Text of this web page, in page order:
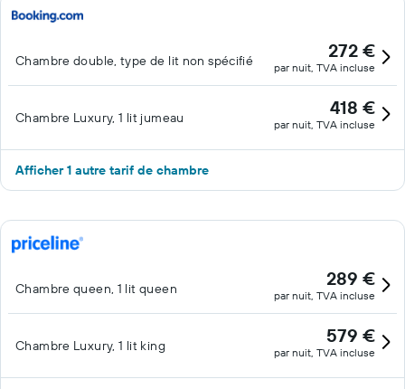
Chambre double, type de lit non spécifié 272 €
par nuit, TVA incluse
Chambre Luxury, 1 lit jumeau 418 €
par nuit, TVA incluse
Afficher 1 autre tarif de chambre
Chambre queen, 1 lit queen 289 €
par nuit, TVA incluse
Chambre Luxury, 1 lit king 579 €
par nuit, TVA incluse